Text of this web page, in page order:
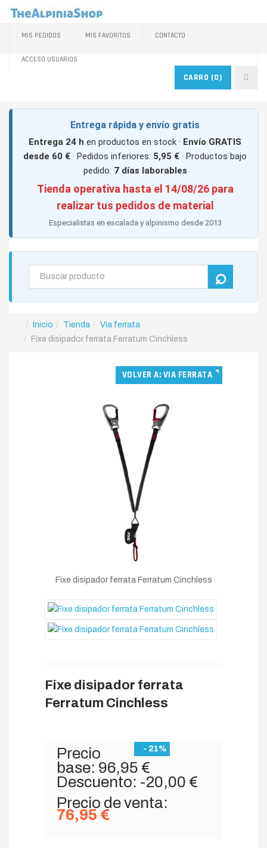
MIS PEDIDOS MIS FAVORITOS CONTACTO
ACCESO USUARIOS
CARRO (0)
Entrega rápida y envío gratis
Entrega 24 h en productos en stock · Envío GRATIS
desde 60 € · Pedidos inferiores: 5,95 € · Productos bajo
pedido: 7 días laborables
Tienda operativa hasta el 14/08/26 para
realizar tus pedidos de material
Especialistas en escalada y alpinismo desde 2013
Inicio Tienda
Via ferrata
Fixe disipador ferrata Ferratum Cinchless
VOLVER A: VIA FERRATA
Fixe disipador ferrata Ferratum Cinchless
Fixe disipador ferrata
Ferratum Cinchless
- 21%
Precio
base: 96,95 €
Descuento: -20,00 €
Precio de venta:
76,95 €